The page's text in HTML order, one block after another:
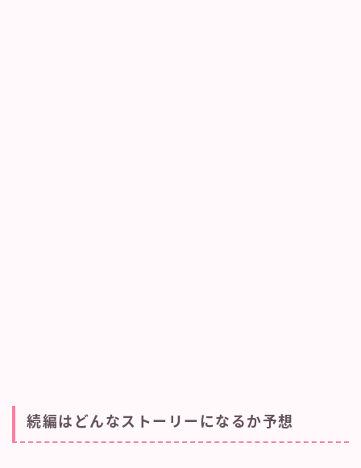
続編はどんなストーリーになるか予想